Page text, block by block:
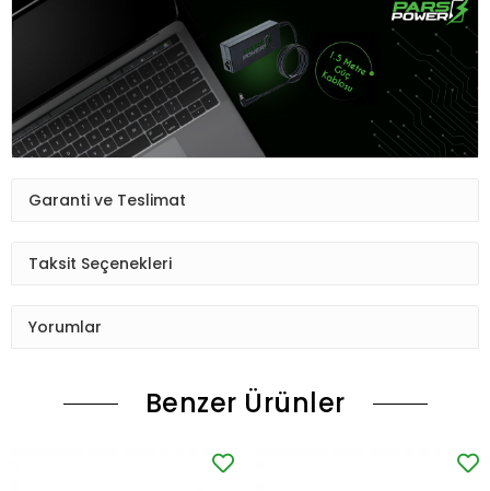
Garanti ve Teslimat
Taksit Seçenekleri
Yorumlar
Benzer Ürünler